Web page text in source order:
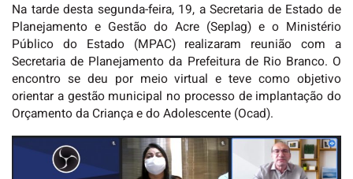
Na tarde desta segunda-feira, 19, a Secretaria de Estado de
Planejamento e Gestão do Acre (Seplag) e o Ministério
Público do Estado (MPAC) realizaram reunião com a
Secretaria de Planejamento da Prefeitura de Rio Branco. O
encontro se deu por meio virtual e teve como objetivo
orientar a gestão municipal no processo de implantação do
Orçamento da Criança e do Adolescente (Ocad).